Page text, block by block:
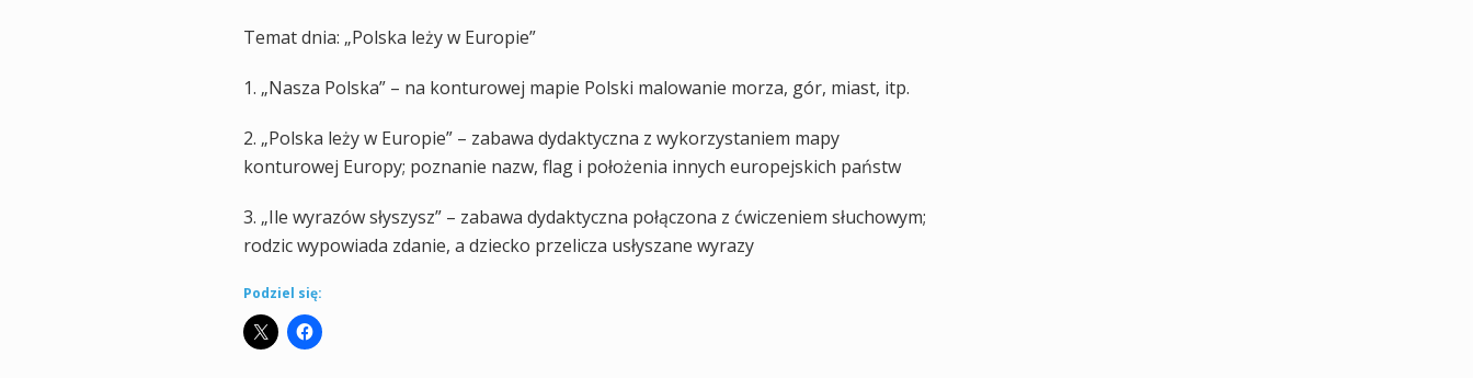
Temat dnia: „Polska leży w Europie”
1. „Nasza Polska” – na konturowej mapie Polski malowanie morza, gór, miast, itp.
2. „Polska leży w Europie” – zabawa dydaktyczna z wykorzystaniem mapy
konturowej Europy; poznanie nazw, flag i położenia innych europejskich państw
3. „Ile wyrazów słyszysz” – zabawa dydaktyczna połączona z ćwiczeniem słuchowym;
rodzic wypowiada zdanie, a dziecko przelicza usłyszane wyrazy
Podziel się: